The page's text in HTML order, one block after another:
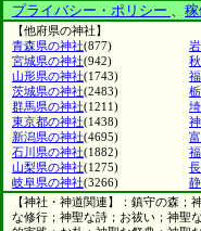
プライバシー・ポリシー 、
【他府県の神社】
青森県の神社(877)
宮城県の神社(942)
山形県の神社(1743)
茨城県の神社(2483)
群馬県の神社(1211)
東京都の神社(1438)
新潟県の神社(4695)
石川県の神社(1882)
山梨県の神社(1275)
岐阜県の神社(3266)
【神社・神道関連】：鎮守の森；
な修行；神聖な詩；お祓い；神聖